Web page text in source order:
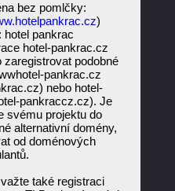
bez pomlčky:
)
hotel pankrac
hotel-pankrac.cz
podobné
pankrac.cz
nebo hotel-
pankraccz.cz). Je
svému projektu do
alternativní domény,
od doménových
také registraci